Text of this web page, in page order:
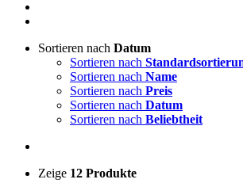
Sortieren nach Datum
Sortieren nach
Sortieren nach Name
Sortieren nach Preis
Sortieren nach Datum
Sortieren nach Beliebtheit
Zeige 12 Produkte